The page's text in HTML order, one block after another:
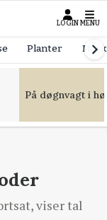
LOGIN MENU
Planter
På døgnvagt i
viser tal